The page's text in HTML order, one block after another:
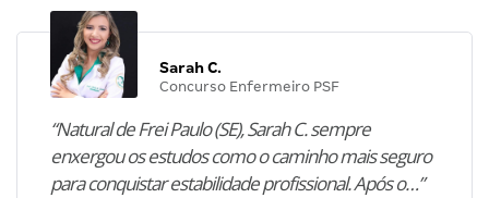
Sarah C.
Concurso Enfermeiro PSF
“Natural de Frei Paulo (SE), Sarah C. sempre
enxergou os estudos como o caminho mais seguro
para conquistar estabilidade profissional. Após o…”